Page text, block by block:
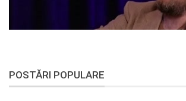
POSTĂRI POPULARE